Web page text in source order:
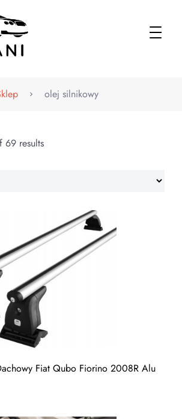
olej silnikowy
results
Fiat Qubo Fiorino 2008R Alu